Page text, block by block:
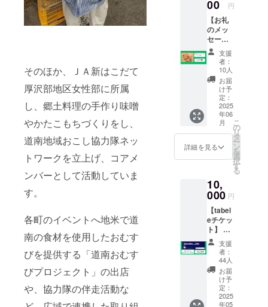
そのほか、ＪＡ新はこだて
厚沢部地区女性部に所属
し、郷土料理の手作り味噌
やかたこもちづくりをし、
道南地域おこし協力隊ネッ
トワークを立上げ、コアメ
ンバーとして活動していま
す。
各町のイベントへ地米で道
南の食材を使用したおむす
びを提供する「道南おむす
びプロジェクト」の出店
や、協力隊の伴走活動な
カー（1
枚）を
お送り
しま
す。 ・
ステッ
カー
5×5cm
00 円
【お礼
のメッ
セージ
とコー
ス
ター】
感謝の
気持ち
を込め
て、お
礼の
メッ
セージ
とオリ
ジナル
木製
ター（1
枚）を
お送り
しま
す。 ・
コース
ター
9cm×9
支援
者：
10人
お届
け予
定：
2025
年06
月
詳細を見る
こ
の
リ
タ
ー
ン
を
選
択
す
る
10,
000 円
【tabel
eチケッ
ト】 ・
3000円
分（500
円×6
枚） ・
tabele
での
サービ
支援
者：
44人
お届
け予
定：
2025
年05